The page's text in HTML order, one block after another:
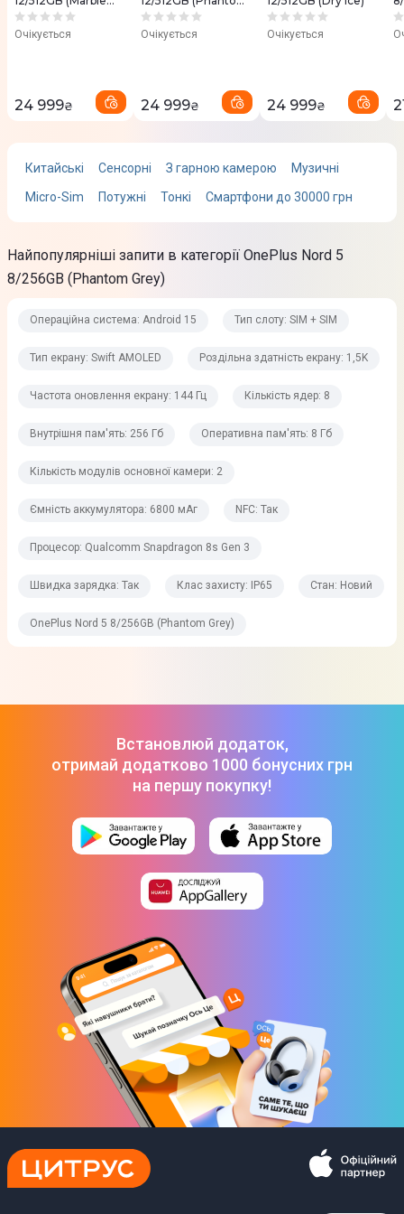
Corning Gorilla Glass 7i
Співвідношення сторін
Співвідношення екран/корпус
Пікова яскравість: 1800 ніт
3,0 ГГц
Графічний процесор
Внутрішня пам'ять
Оперативна пам'ять
Підтримка карток пам'яті
Основна камера
Основна камера
Кількість модулів основної камери
Діафрагма
f/1,8 + f/2,2
Sands)
Очікується
24 999₴
Grey)
Очікується
24 999₴
Очікується
24 999₴
Китайські Сенсорні З гарною камерою
Музичні
Micro-Sim
Потужні Тонкі Смартфони до 30000 грн
Найпопулярніші запити в категорії OnePlus Nord 5
8/256GB (Phantom Grey)
Операційна система: Android 15 Тип слоту: SIM + SIM
Тип екрану: Swift AMOLED Роздільна здатність екрану: 1,5K
Частота оновлення екрану: 144 Гц Кількість ядер: 8
Внутрішня пам'ять: 256 Гб Оперативна пам'ять: 8 Гб
Кількість модулів основної камери: 2
Ємність аккумулятора: 6800 мАг NFC: Так
Процесор: Qualcomm Snapdragon 8s Gen 3
Швидка зарядка: Так Клас захисту: IP65 Стан: Новий
OnePlus Nord 5 8/256GB (Phantom Grey)
Встановлюй додаток,
отримай додатково 1000 бонусних грн
на першу покупку!